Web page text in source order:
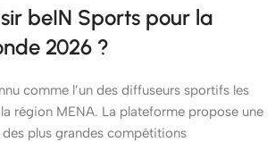
beIN Sports pour la
2026 ?
comme l’un des diffuseurs sportifs les
région MENA. La plateforme propose une
plus grandes compétitions